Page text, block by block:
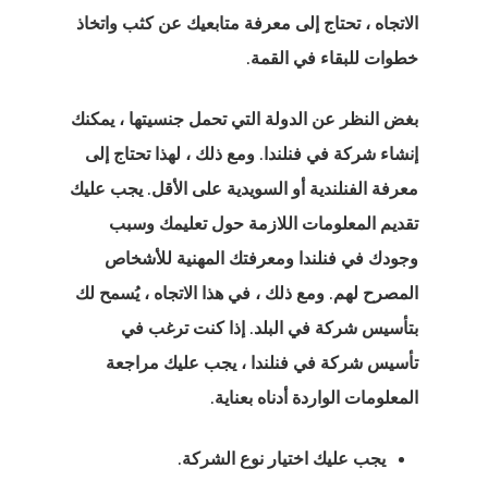
الاتجاه ، تحتاج إلى معرفة متابعيك عن كثب واتخاذ
خطوات للبقاء في القمة.
بغض النظر عن الدولة التي تحمل جنسيتها ، يمكنك
إنشاء شركة في فنلندا. ومع ذلك ، لهذا تحتاج إلى
معرفة الفنلندية أو السويدية على الأقل. يجب عليك
تقديم المعلومات اللازمة حول تعليمك وسبب
وجودك في فنلندا ومعرفتك المهنية للأشخاص
المصرح لهم. ومع ذلك ، في هذا الاتجاه ، يُسمح لك
بتأسيس شركة في البلد. إذا كنت ترغب في
تأسيس شركة في فنلندا ، يجب عليك مراجعة
المعلومات الواردة أدناه بعناية.
يجب عليك اختيار نوع الشركة.